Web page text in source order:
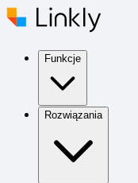
Funkcje
Rozwiązania